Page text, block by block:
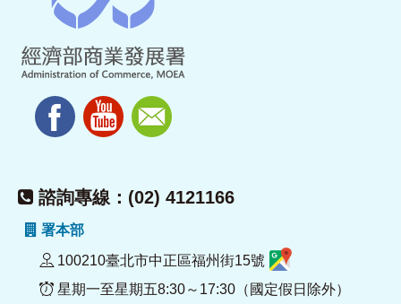
諮詢專線：(02) 4121166
署本部
100210臺北市中正區福州街15號
星期一至星期五8:30～17:30（國定假日除外）